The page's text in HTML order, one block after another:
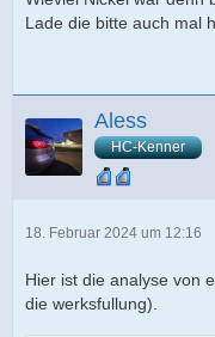
Lade die bitte auch mal
Aless
HC-Kenner
18. Februar 2024 um 12:16
Hier ist die analyse von
die werksfullung).